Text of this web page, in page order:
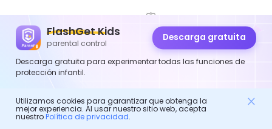
FlashGet Kids
parental control
Descarga gratuita
Descarga gratuita para experimentar todas las funciones de
protección infantil.
Utilizamos cookies para garantizar que obtenga la
mejor experiencia. Al usar nuestro sitio web, acepta
nuestroPolítica de privacidad.